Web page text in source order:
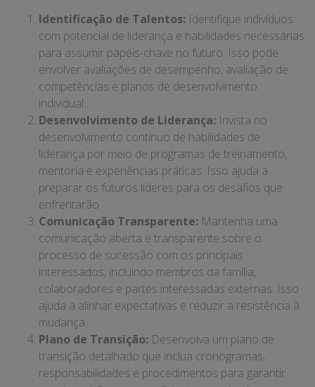
Identificação de Talentos: Identifique indivíduos
com potencial de liderança e habilidades necessárias
para assumir papéis-chave no futuro. Isso pode
envolver avaliações de desempenho, avaliação de
competências e planos de desenvolvimento
individual.
Desenvolvimento de Liderança: Invista no
desenvolvimento contínuo de habilidades de
liderança por meio de programas de treinamento,
mentoria e experiências práticas. Isso ajuda a
preparar os futuros líderes para os desafios que
enfrentarão.
Comunicação Transparente: Mantenha uma
comunicação aberta e transparente sobre o
processo de sucessão com os principais
interessados, incluindo membros da família,
colaboradores e partes interessadas externas. Isso
ajuda a alinhar expectativas e reduzir a resistência à
mudança.
Plano de Transição: Desenvolva um plano de
transição detalhado que inclua cronogramas,
responsabilidades e procedimentos para garantir